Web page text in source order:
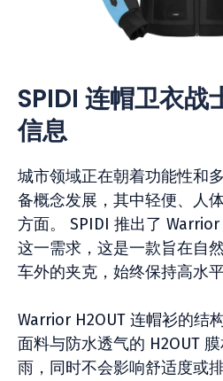
SPIDI 连帽卫衣战
信息
城市领域正在朝着功能性和
备概念发展，其中轻便、人
方面。 SPIDI 推出了
这一需求，这是一款旨在自
车外的夹克，始终保持高水
Warrior H2OUT 连帽衫的结
面料与防水透气的 H2OUT
雨，同时不会影响舒适度或